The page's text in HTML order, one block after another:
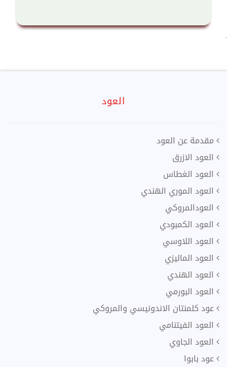
`
العود
مقدمة عن العود
العود الازرق
العود الغطاس
العود الموري الهندي
العودالمروكي
العود الكمبودي
العود اللاوسي
العود الماليزي
العود الهندي
العود البورمي
عود كلمنتان الاندونيسي والمروكي
العود الفيتنامي
العود الجاوي
عود بابوا